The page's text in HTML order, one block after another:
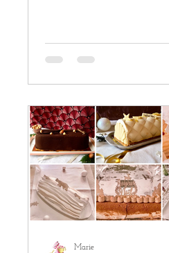
Marie